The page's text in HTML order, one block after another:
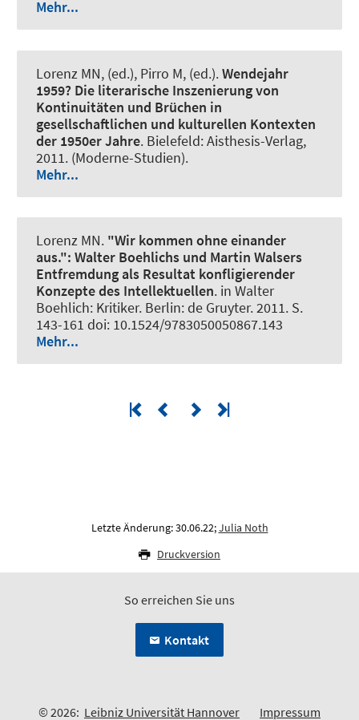
Mehr...
Lorenz MN, (ed.), Pirro M, (ed.).Wendejahr
1959? Die literarische Inszenierung von
Kontinuitäten und Brüchen in
gesellschaftlichen und kulturellen Kontexten
der 1950er Jahre. Bielefeld: Aisthesis-Verlag,
2011. (Moderne-Studien).
Mehr...
Lorenz MN. "Wir kommen ohne einander
aus.": Walter Boehlichs und Martin Walsers
Entfremdung als Resultat konfligierender
Konzepte des Intellektuellen. in Walter
Boehlich: Kritiker. Berlin: de Gruyter. 2011. S.
143-161 doi: 10.1524/9783050050867.143
Mehr...
Letzte Änderung: 30.06.22;Julia Noth
Druckversion
So erreichen Sie uns
Kontakt
© 2026: Leibniz Universität Hannover Impressum